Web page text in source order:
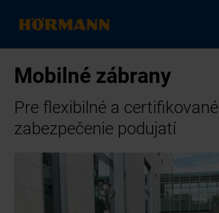
Mobilné zábrany
Pre flexibilné a certifikované
zabezpečenie podujatí